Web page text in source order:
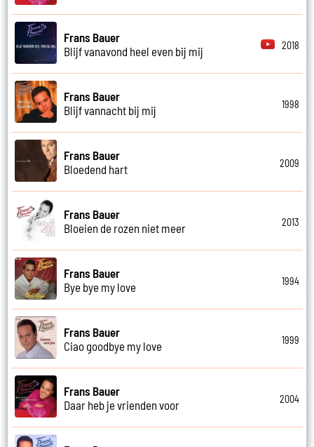
Frans Bauer
Blijf vanavond heel even bij mij
2018
Frans Bauer
Blijf vannacht bij mij
1998
Frans Bauer
Bloedend hart
2009
Frans Bauer
Bloeien de rozen niet meer
2013
Frans Bauer
Bye bye my love
1994
Frans Bauer
Ciao goodbye my love
1999
Frans Bauer
Daar heb je vrienden voor
2004